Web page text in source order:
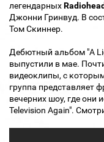
легендарныхRadiohead
Джонни Гринвуд. В
Том Скиннер.
Дебютный альбом "A
выпустили в мае.
видеоклипы, с
группа представляет
вечерних шоу, где они
Television Again".